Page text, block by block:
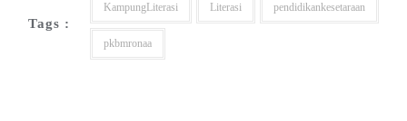
Tags :
KampungLiterasi Literasi pendidikankesetaraan
pkbmronaa